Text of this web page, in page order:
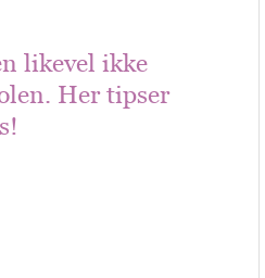
likevel ikke
Her tipser